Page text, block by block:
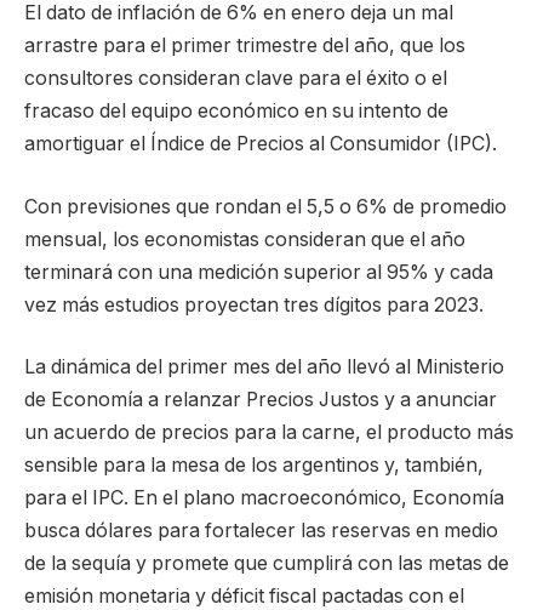
El dato de inflación de 6% en enero deja un mal
arrastre para el primer trimestre del año, que los
consultores consideran clave para el éxito o el
fracaso del equipo económico en su intento de
amortiguar el Índice de Precios al Consumidor (IPC).
Con previsiones que rondan el 5,5 o 6% de promedio
mensual, los economistas consideran que el año
terminará con una medición superior al 95% y cada
vez más estudios proyectan tres dígitos para 2023.
La dinámica del primer mes del año llevó al Ministerio
de Economía a relanzar Precios Justos y a anunciar
un acuerdo de precios para la carne, el producto más
sensible para la mesa de los argentinos y, también,
para el IPC. En el plano macroeconómico, Economía
busca dólares para fortalecer las reservas en medio
de la sequía y promete que cumplirá con las metas de
emisión monetaria y déficit fiscal pactadas con el